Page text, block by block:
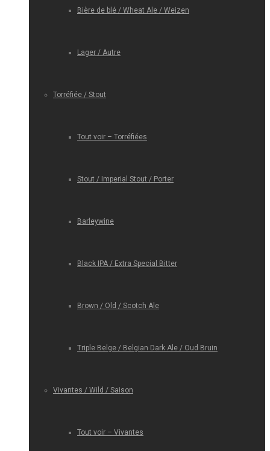
Bière de blé / Wheat Ale / Weizen
Lager / Autre
Torréfiée / Stout
Tout voir – Torréfiées
Stout / Imperial Stout / Porter
Barleywine
Black IPA / Extra Special Bitter
Brown / Old / Scotch Ale
Triple Belge / Belgian Dark Ale / Oud Bruin
Vivantes / Wild / Saison
Tout voir – Vivantes